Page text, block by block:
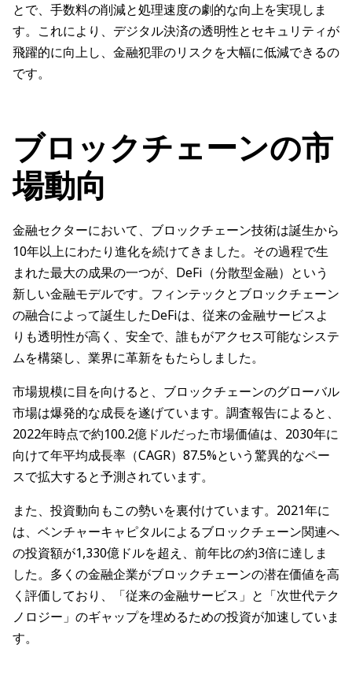
とで、手数料の削減と処理速度の劇的な向上を実現しま
す。これにより、デジタル決済の透明性とセキュリティが
飛躍的に向上し、金融犯罪のリスクを大幅に低減できるの
です。
ブロックチェーンの市
場動向
金融セクターにおいて、ブロックチェーン技術は誕生から
10年以上にわたり進化を続けてきました。その過程で生
まれた最大の成果の一つが、DeFi（分散型金融）という
新しい金融モデルです。フィンテックとブロックチェーン
の融合によって誕生したDeFiは、従来の金融サービスよ
りも透明性が高く、安全で、誰もがアクセス可能なシステ
ムを構築し、業界に革新をもたらしました。
市場規模に目を向けると、ブロックチェーンのグローバル
市場は爆発的な成長を遂げています。調査報告によると、
2022年時点で約100.2億ドルだった市場価値は、2030年に
向けて年平均成長率（CAGR）87.5%という驚異的なペー
スで拡大すると予測されています。
また、投資動向もこの勢いを裏付けています。2021年に
は、ベンチャーキャピタルによるブロックチェーン関連へ
の投資額が1,330億ドルを超え、前年比の約3倍に達しま
した。多くの金融企業がブロックチェーンの潜在価値を高
く評価しており、「従来の金融サービス」と「次世代テク
ノロジー」のギャップを埋めるための投資が加速していま
す。